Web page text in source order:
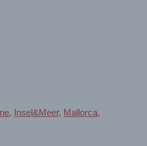
, Insel&Meer, Mallorca,